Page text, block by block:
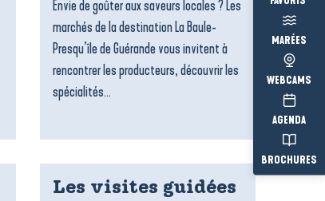
MARÉES
WEBCAMS
AGENDA
BROCHURES
Envie de goûter aux saveurs locales ? Les
marchés de la destination La Baule-
Presqu’île de Guérande vous invitent à
rencontrer les producteurs, découvrir les
spécialités...
Les visites guidées